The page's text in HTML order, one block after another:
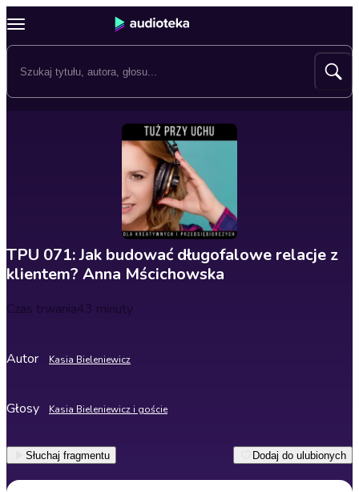
TPU 071: Jak budować długofalowe relacje z
klientem? Anna Mścichowska
Czas trwania43 minuty
Autor Kasia Bieleniewicz
Głosy Kasia Bieleniewicz i goście
Słuchaj fragmentu Dodaj do ulubionych